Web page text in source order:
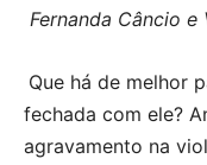
Fernanda Câncio e
Que há de melhor
fechada com ele?
agravamento na